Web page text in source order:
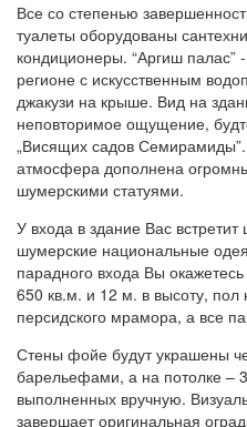
Все со степенью
туалеты оборудованы
кондиционеры. “Аргиш палас”
регионе с искусственным
джакузи на крыше. Вид на
неповторимое ощущение,
„Висящих садов
атмосфера дополнена
шумерскими статуями.
У входа в здание Вас
шумерские национальные
парадного входа Вы
650 кв.м. и 12 м. в высоту, пол
персидского мрамора, а все
Стены фойе будут украшены
барельефами, а на потолке –
выполненных вручную.
завершает оригинальная